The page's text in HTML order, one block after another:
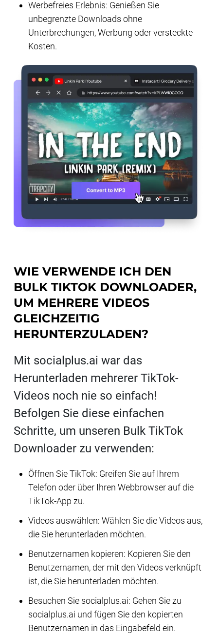
Werbefreies Erlebnis: Genießen Sie
unbegrenzte Downloads ohne
Unterbrechungen, Werbung oder versteckte
Kosten.
WIE VERWENDE ICH DEN
BULK TIKTOK DOWNLOADER,
UM MEHRERE VIDEOS
GLEICHZEITIG
HERUNTERZULADEN?
Mit socialplus.ai war das
Herunterladen mehrerer TikTok-
Videos noch nie so einfach!
Befolgen Sie diese einfachen
Schritte, um unseren Bulk TikTok
Downloader zu verwenden:
Öffnen Sie TikTok: Greifen Sie auf Ihrem
Telefon oder über Ihren Webbrowser auf die
TikTok-App zu.
Videos auswählen: Wählen Sie die Videos aus,
die Sie herunterladen möchten.
Benutzernamen kopieren: Kopieren Sie den
Benutzernamen, der mit den Videos verknüpft
ist, die Sie herunterladen möchten.
Besuchen Sie socialplus.ai: Gehen Sie zu
socialplus.ai und fügen Sie den kopierten
Benutzernamen in das Eingabefeld ein.